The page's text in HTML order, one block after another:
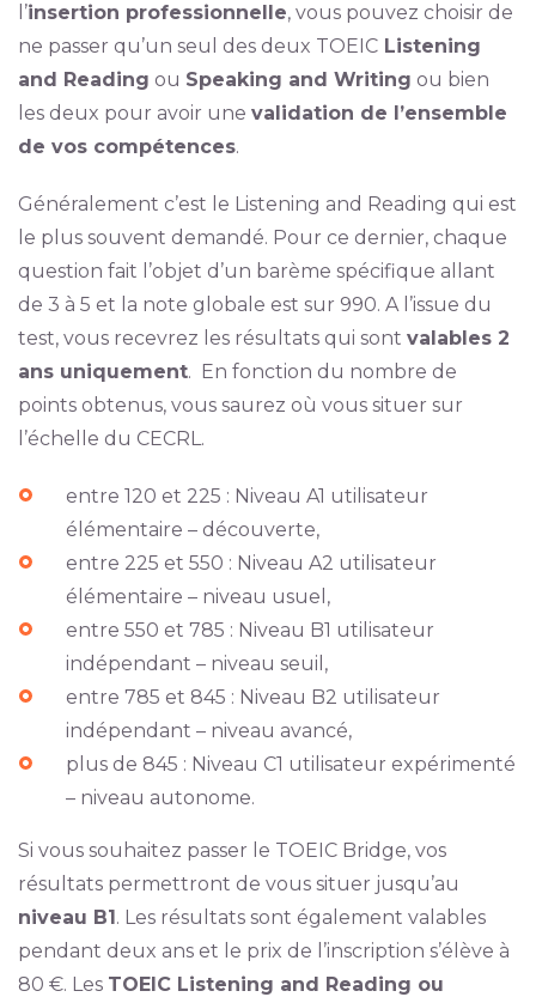
l’insertion professionnelle, vous pouvez choisir de
ne passer qu’un seul des deux TOEICListening
and Reading ou Speaking and Writing ou bien
les deux pour avoir une validation de l’ensemble
de vos compétences.
Généralement c’est le Listening and Reading qui est
le plus souvent demandé. Pour ce dernier, chaque
question fait l’objet d’un barème spécifique allant
de 3 à 5 et la note globale est sur 990. A l’issue du
test, vous recevrez les résultats qui sont valables 2
ans uniquement. En fonction du nombre de
points obtenus, vous saurez où vous situer sur
l’échelle du CECRL.
entre 120 et 225 : Niveau A1 utilisateur
élémentaire – découverte,
entre 225 et 550 : Niveau A2 utilisateur
élémentaire – niveau usuel,
entre 550 et 785 : Niveau B1 utilisateur
indépendant – niveau seuil,
entre 785 et 845 : Niveau B2 utilisateur
indépendant – niveau avancé,
plus de 845 : Niveau C1 utilisateur expérimenté
– niveau autonome.
Si vous souhaitez passer le TOEIC Bridge, vos
résultats permettront de vous situer jusqu’au
niveau B1. Les résultats sont également valables
pendant deux ans et le prix de l’inscription s’élève à
80 €. Les TOEIC Listening and Reading ou